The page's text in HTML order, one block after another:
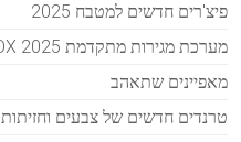
פיצ'רים חדשים למטבח 2025
מערכת מגירות מתקדמת 2025 nBOX
מאפיינים שתאהב
טרנדים חדשים של צבעים וחזיתות 2024